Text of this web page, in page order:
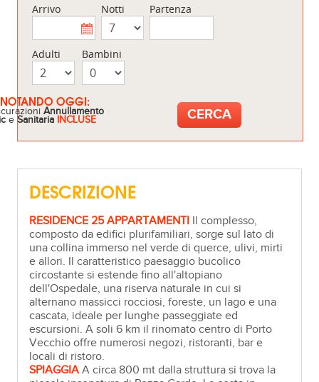
Arrivo Notti Partenza
Adulti Bambini
OGGI:
Annullamento
eSanitaria INCLUSE
DESCRIZIONE
RESIDENCE 25 APPARTAMENTI Il complesso,
composto da edifici plurifamiliari, sorge sul lato di
una collina immerso nel verde di querce, ulivi, mirti
e allori. Il caratteristico paesaggio bucolico
circostante si estende fino all'altopiano
dell'Ospedale, una riserva naturale in cui si
alternano massicci rocciosi, foreste, un lago e una
cascata, ideale per lunghe passeggiate ed
escursioni. A soli 6 km il rinomato centro di Porto
Vecchio offre numerosi negozi, ristoranti, bar e
locali di ristoro.
SPIAGGIA A circa 800 mt dalla struttura si trova la